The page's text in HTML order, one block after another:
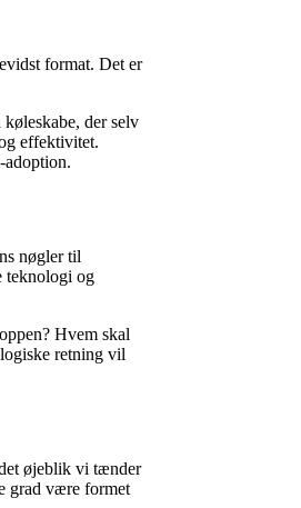
format. Det er
der selv
effektivitet.
adoption.
nøgler til
teknologi og
Hvem skal
retning vil
øjeblik vi tænder
grad være formet